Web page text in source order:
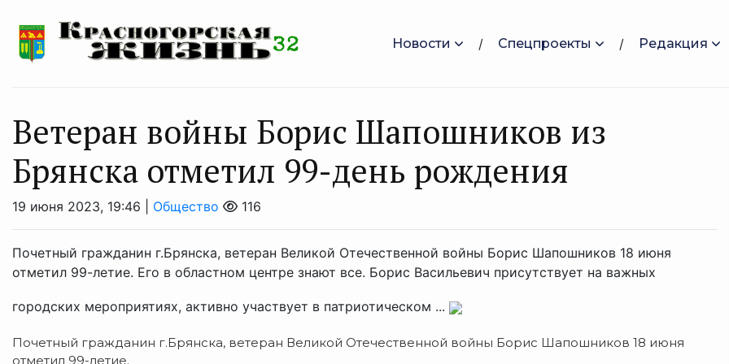
Новости Спецпроекты Редакция
Ветеран войны Борис Шапошников из
Брянска отметил 99-день рождения
19 июня 2023, 19:46 | Общество 116
Почетный гражданин г.Брянска, ветеран Великой Отечественной войны Борис Шапошников 18 июня
отметил 99-летие. Его в областном центре знают все. Борис Васильевич присутствует на важных
городских мероприятиях, активно участвует в патриотическом ...
Почетный гражданин г.Брянска, ветеран Великой Отечественной войны Борис Шапошников 18 июня
отметил 99-летие.